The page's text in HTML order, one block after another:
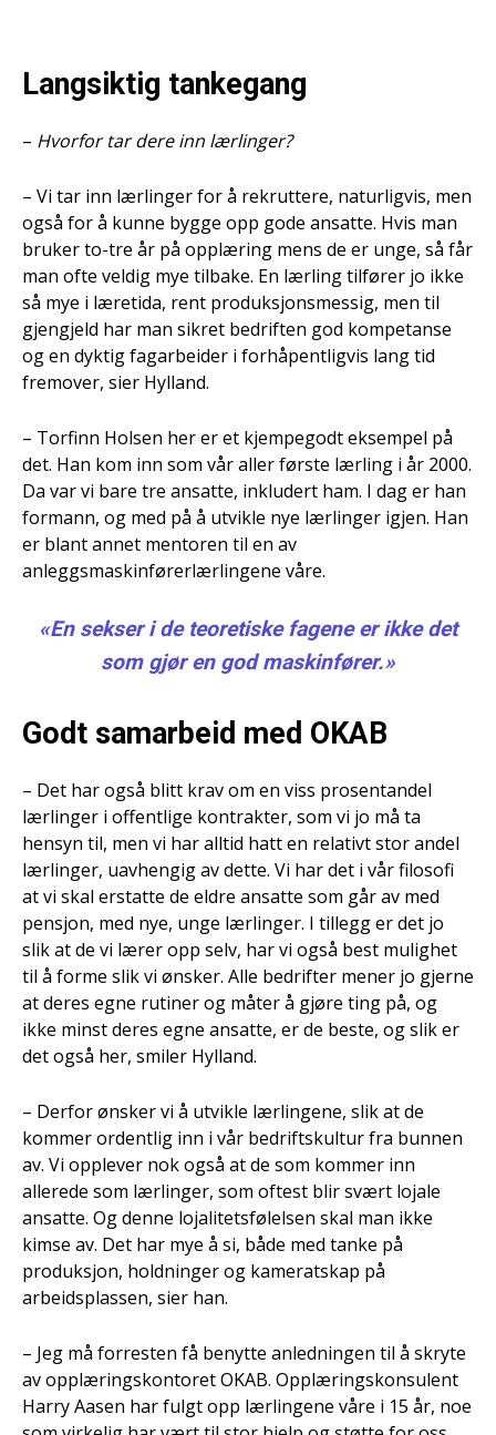
Langsiktig tankegang
– Hvorfor tar dere inn lærlinger?
– Vi tar inn lærlinger for å rekruttere, naturligvis, men
også for å kunne bygge opp gode ansatte. Hvis man
bruker to-tre år på opplæring mens de er unge, så får
man ofte veldig mye tilbake. En lærling tilfører jo ikke
så mye i læretida, rent produksjonsmessig, men til
gjengjeld har man sikret bedriften god kompetanse
og en dyktig fagarbeider i forhåpentligvis lang tid
fremover, sier Hylland.
– Torfinn Holsen her er et kjempegodt eksempel på
det. Han kom inn som vår aller første lærling i år 2000.
Da var vi bare tre ansatte, inkludert ham. I dag er han
formann, og med på å utvikle nye lærlinger igjen. Han
er blant annet mentoren til en av
anleggsmaskinførerlærlingene våre.
«En sekser i de teoretiske fagene er ikke det
som gjør en god maskinfører.»
Godt samarbeid med OKAB
– Det har også blitt krav om en viss prosentandel
lærlinger i offentlige kontrakter, som vi jo må ta
hensyn til, men vi har alltid hatt en relativt stor andel
lærlinger, uavhengig av dette. Vi har det i vår filosofi
at vi skal erstatte de eldre ansatte som går av med
pensjon, med nye, unge lærlinger. I tillegg er det jo
slik at de vi lærer opp selv, har vi også best mulighet
til å forme slik vi ønsker. Alle bedrifter mener jo gjerne
at deres egne rutiner og måter å gjøre ting på, og
ikke minst deres egne ansatte, er de beste, og slik er
det også her, smiler Hylland.
– Derfor ønsker vi å utvikle lærlingene, slik at de
kommer ordentlig inn i vår bedriftskultur fra bunnen
av. Vi opplever nok også at de som kommer inn
allerede som lærlinger, som oftest blir svært lojale
ansatte. Og denne lojalitetsfølelsen skal man ikke
kimse av. Det har mye å si, både med tanke på
produksjon, holdninger og kameratskap på
arbeidsplassen, sier han.
– Jeg må forresten få benytte anledningen til å skryte
av opplæringskontoret OKAB. Opplæringskonsulent
Harry Aasen har fulgt opp lærlingene våre i 15 år, noe